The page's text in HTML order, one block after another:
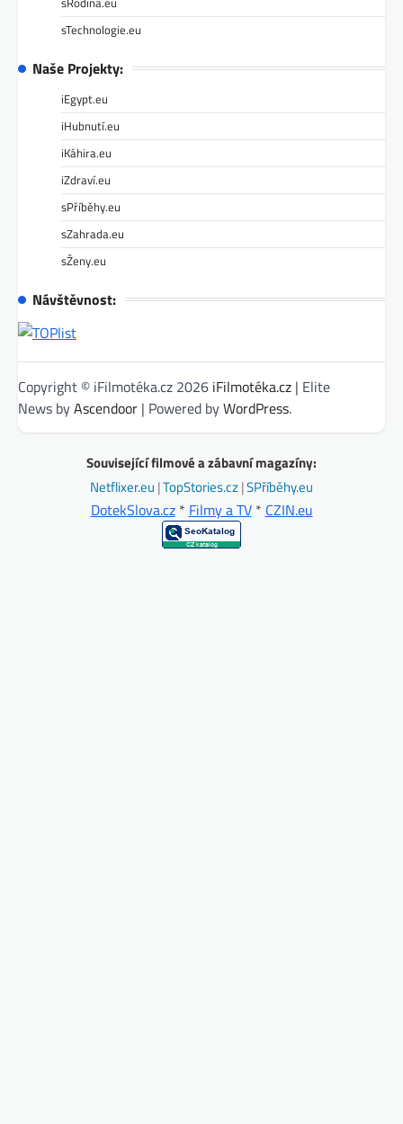
sTechnologie.eu
Naše Projekty:
iEgypt.eu
iHubnutí.eu
iKáhira.eu
iZdraví.eu
sPříběhy.eu
sZahrada.eu
sŽeny.eu
Návštěvnost:
Copyright © iFilmotéka.cz 2026 iFilmotéka.cz | Elite
News byAscendoor | Powered byWordPress.
Související filmové a zábavní magazíny:
Netflixer.eu |TopStories.cz|SPříběhy.eu
DotekSlova.cz* Filmy a TV* CZIN.eu